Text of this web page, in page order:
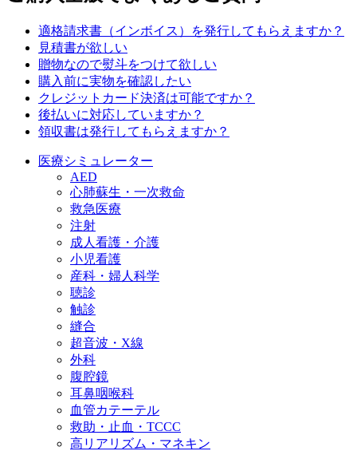
適格請求書（インボイス）を発行してもらえますか？
見積書が欲しい
贈物なので熨斗をつけて欲しい
購入前に実物を確認したい
クレジットカード決済は可能ですか？
後払いに対応していますか？
領収書は発行してもらえますか？
医療シミュレーター
AED
心肺蘇生・一次救命
救急医療
注射
成人看護・介護
小児看護
産科・婦人科学
聴診
触診
縫合
超音波・X線
外科
腹腔鏡
耳鼻咽喉科
血管カテーテル
救助・止血・TCCC
高リアリズム・マネキン